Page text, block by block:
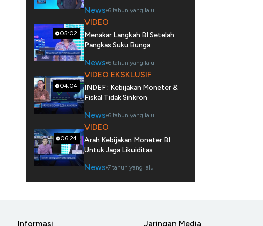
News 6 tahun yang lalu
05:02
VIDEO
Menakar Langkah BI Setelah
Pangkas Suku Bunga
News 6 tahun yang lalu
04:04
VIDEO EKSKLUSIF
INDEF : Kebijakan Moneter &
Fiskal Tidak Sinkron
News 6 tahun yang lalu
06:24
VIDEO
Arah Kebijakan Moneter BI
Untuk Jaga Likuiditas
News 7 tahun yang lalu
Informasi Jaringan Media